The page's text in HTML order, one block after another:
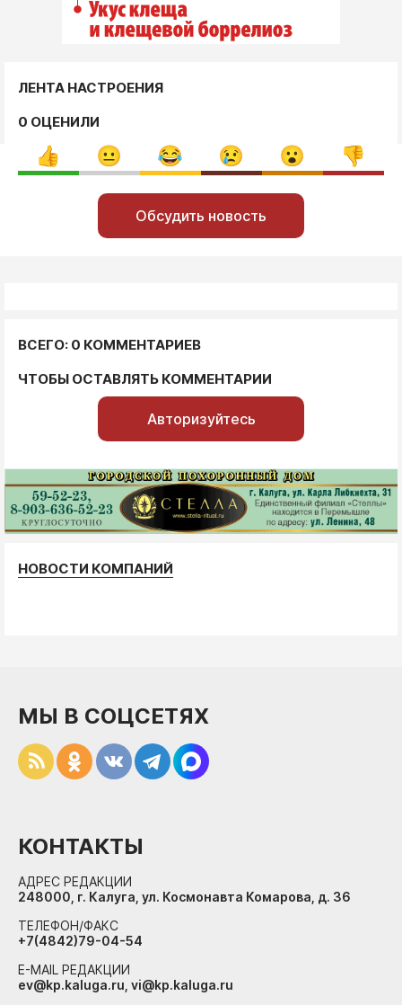
ЛЕНТА НАСТРОЕНИЯ
0 ОЦЕНИЛИ
Обсудить новость
ВСЕГО: 0 КОММЕНТАРИЕВ
ЧТОБЫ ОСТАВЛЯТЬ КОММЕНТАРИИ
Авторизуйтесь
НОВОСТИ КОМПАНИЙ
МЫ В СОЦСЕТЯХ
КОНТАКТЫ
АДРЕС РЕДАКЦИИ
248000, г. Калуга, ул. Космонавта Комарова, д. 36
ТЕЛЕФОН/ФАКС
+7(4842)79-04-54
E-MAIL РЕДАКЦИИ
ev@kp.kaluga.ru, vi@kp.kaluga.ru